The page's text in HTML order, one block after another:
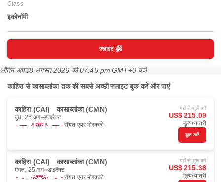
Class
इकोनॉमी
फ़्लाइट ढूँढें
अंतिम अपड8 अगस्त 2026 को 07:45 pm GMT+0 बजे
काहिरा से कासाब्लांका तक की सबसे अच्छी फ्लाइट बुक करें और पाएं
काहिरा (CAI) कासाब्लांका (CMN)
बुध, 26 अग॰ डाइरैक्ट
रॉयल एयर मोरक्को
यहाँ से शुरू करें
US$ 215.09
मूल्य/यात्री
बुक करें
काहिरा (CAI) कासाब्लांका (CMN)
मंगल, 25 अग॰ डाइरैक्ट
रॉयल एयर मोरक्को
यहाँ से शुरू करें
US$ 215.38
मूल्य/यात्री